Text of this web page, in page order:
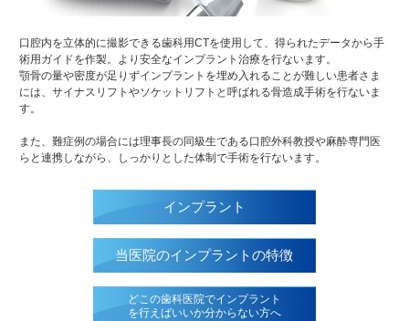
口腔内を立体的に撮影できる歯科用CTを使用して、得られたデータから手
術用ガイドを作製。より安全なインプラント治療を行ないます。
顎骨の量や密度が足りずインプラントを埋め入れることが難しい患者さま
には、サイナスリフトやソケットリフトと呼ばれる骨造成手術を行ないま
す。
また、難症例の場合には理事長の同級生である口腔外科教授や麻酔専門医
らと連携しながら、しっかりとした体制で手術を行ないます。
インプラント
当医院のインプラントの特徴
どこの歯科医院でインプラント
を行えばいいか分からない方へ